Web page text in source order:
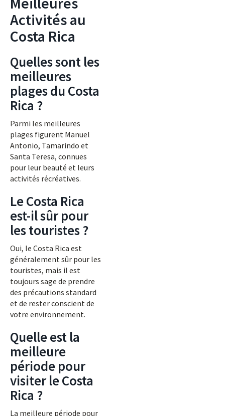
Activités au
Costa Rica
Quelles sont les
meilleures
plages du Costa
Rica ?
Parmi les meilleures
plages figurent Manuel
Antonio, Tamarindo et
Santa Teresa, connues
pour leur beauté et leurs
activités récréatives.
Le Costa Rica
est-il sûr pour
les touristes ?
Oui, le Costa Rica est
généralement sûr pour les
touristes, mais il est
toujours sage de prendre
des précautions standard
et de rester conscient de
votre environnement.
Quelle est la
meilleure
période pour
visiter le Costa
Rica ?
La meilleure période pour